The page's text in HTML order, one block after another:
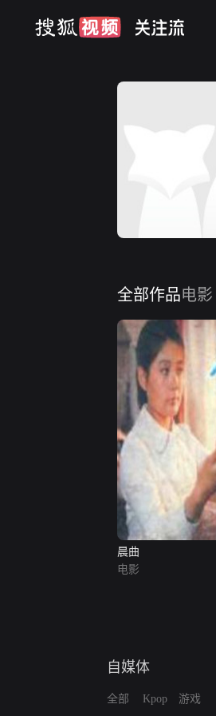
全部作品电影
晨曲
电影
自媒体
全部 Kpop 游戏